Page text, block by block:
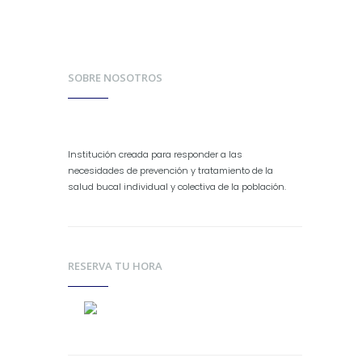
SOBRE NOSOTROS
Institución creada para responder a las
necesidades de prevención y tratamiento de la
salud bucal individual y colectiva de la población.
RESERVA TU HORA